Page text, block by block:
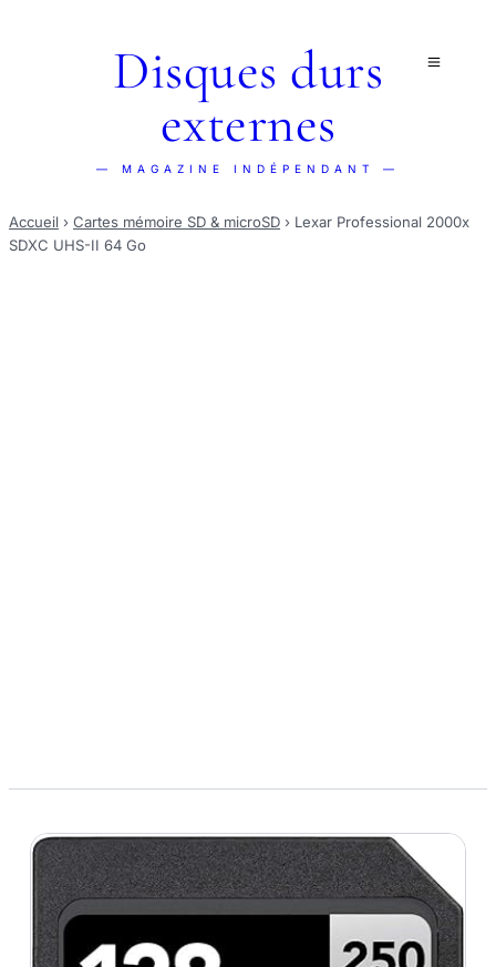
Disques durs
externes
— MAGAZINE INDÉPENDANT —
Accueil › Cartes mémoire SD & microSD › Lexar Professional 2000x
SDXC UHS-II 64 Go